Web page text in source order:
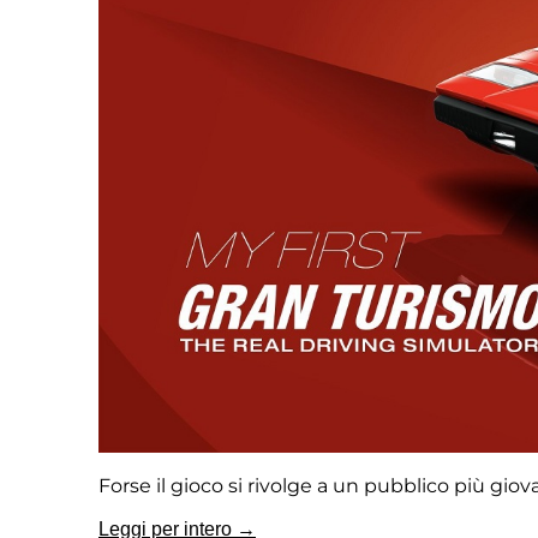
Forse il gioco si rivolge a un pubblico più
Leggi per intero →